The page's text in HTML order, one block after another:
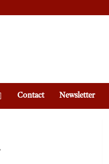
Contact Newsletter